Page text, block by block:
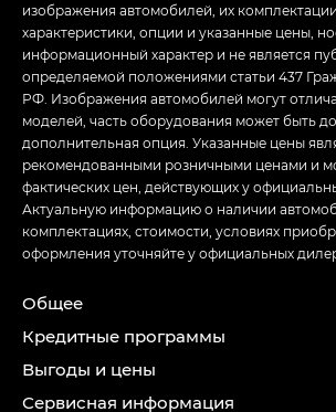
изображения автомобилей, их
характеристики, опции и указанные цены,
информационный характер и не является
определяемой положениями статьи 437
РФ. Изображения автомобилей могут
моделей, часть оборудования может быть
дополнительная опция. Указанные цены
рекомендованными розничными ценами и
фактических цен, действующих у
Актуальную информацию о наличии
комплектациях, стоимости, условиях
оформления уточняйте у официальных
Общее
Кредитные программы
Выгоды и цены
Сервисная информация